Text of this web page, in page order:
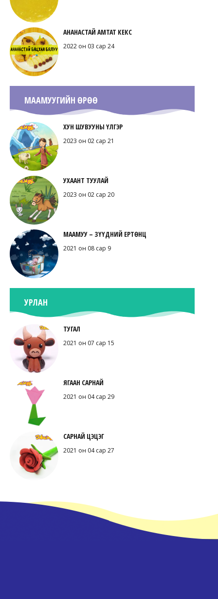
АНАНАСТАЙ АМТАТ КЕКС
2022 он 03 сар 24
МААМУУГИЙН ӨРӨӨ
ХУН ШУВУУНЫ ҮЛГЭР
2023 он 02 сар 21
УХААНТ ТУУЛАЙ
2023 он 02 сар 20
МААМУУ – ЗҮҮДНИЙ ЕРТӨНЦ
2021 он 08 сар 9
УРЛАН
ТУГАЛ
2021 он 07 сар 15
ЯГААН САРНАЙ
2021 он 04 сар 29
САРНАЙ ЦЭЦЭГ
2021 он 04 сар 27